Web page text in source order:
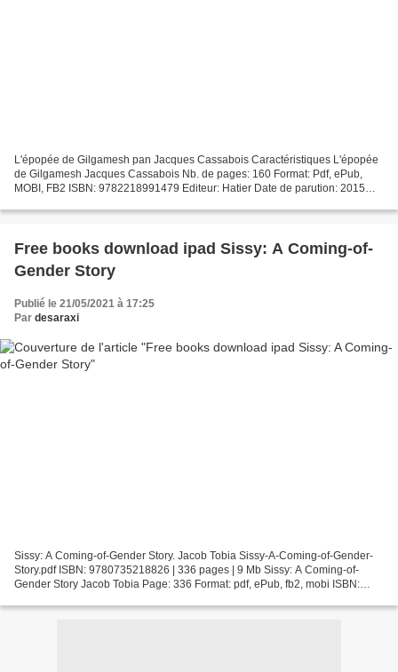
L'épopée de Gilgamesh pan Jacques Cassabois Caractéristiques L'épopée
de Gilgamesh Jacques Cassabois Nb. de pages: 160 Format: Pdf, ePub,
MOBI, FB2 ISBN: 9782218991479 Editeur: Hatier Date de parution: 2015
Free books download ipad Sissy: A Coming-of-
Gender Story
Publié le 21/05/2021 à 17:25
Par desaraxi
Sissy: A Coming-of-Gender Story. Jacob Tobia Sissy-A-Coming-of-Gender-
Story.pdf ISBN: 9780735218826 | 336 pages | 9 Mb Sissy: A Coming-of-
Gender Story Jacob Tobia Page: 336 Format: pdf, ePub, fb2, mobi ISBN: